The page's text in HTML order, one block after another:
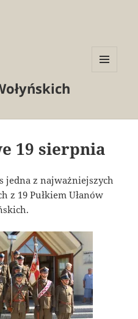
19 sierpnia
jedna z najważniejszych
z 19 Pułkiem Ułanów